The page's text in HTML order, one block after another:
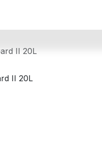
II 20L